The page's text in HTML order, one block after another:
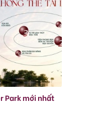
Park mới nhất